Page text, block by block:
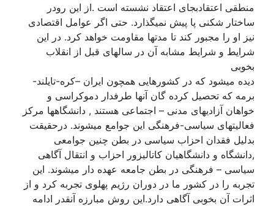
منطقی اعتقادبجای اعتقاد نشسته است .از این رودر
ساختار شکنی پا پیش نمیگذارد. حتی اگر عوامل اقتصادی
نیز او را مجبور کند تا مدتها مقاومت خواهد کرد. در این
شرایط و شرایط مشابه آن در سالهای قبل از انقلاب
بخوبی
دیده میشود که در کشورهایی همچون ایران –کره-تایلند-
برمه که تحصیل کرده گان آنها طرفدار دموکراسی و
خواهان آزادیهای مدنی – اجتماعی هستند , دانشگاهها مرکز
فعالیتهای سیاسی-فرهنگی این جوامع میشوند. درحقیقت
بدلیل فقدان احزاب سیاسی در بطن چنین جوامعی
,دانشگاه و دانشگاهیان کاتالیزور احزاب و انتقال آگاهی
سیاسی – فرهنگی در بطن جامعه عهده دار میشوند. این
تجربه را در کشور ما در دوران رژیم پهلوی تجربه کرد و از
اثرات آن بخوبی آگاهی دارد.این روش مبارزه آنقدر ادامه